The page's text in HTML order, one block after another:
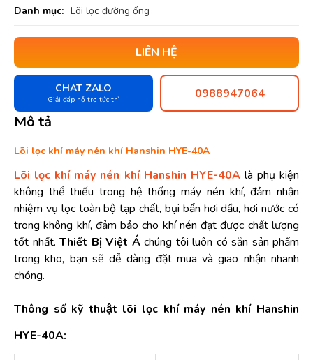
Danh mục: Lõi lọc đường ống
LIÊN HỆ
CHAT ZALO
Giải đáp hỗ trợ tức thì 0988947064
Mô tả
Lõi lọc khí máy nén khí Hanshin HYE-40A
Lõi lọc khí máy nén khí Hanshin HYE-40Alà phụ kiện
không thể thiếu trong hệ thống máy nén khí, đảm nhận
nhiệm vụ lọc toàn bộ tạp chất, bụi bẩn hơi dầu, hơi nước có
trong không khí, đảm bảo cho khí nén đạt được chất lượng
tốt nhất. Thiết Bị Việt Áchúng tôi luôn có sẵn sản phẩm
trong kho, bạn sẽ dễ dàng đặt mua và giao nhận nhanh
chóng.
Thông số kỹ thuật lõi lọc khí máy nén khí Hanshin
HYE-40A: